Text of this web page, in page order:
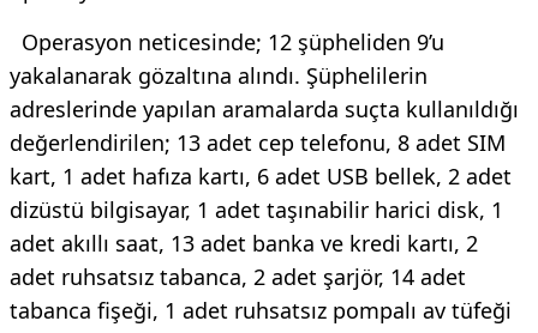
Operasyon neticesinde; 12 şüpheliden 9’u
yakalanarak gözaltına alındı. Şüphelilerin
adreslerinde yapılan aramalarda suçta kullanıldığı
değerlendirilen; 13 adet cep telefonu, 8 adet SIM
kart, 1 adet hafıza kartı, 6 adet USB bellek, 2 adet
dizüstü bilgisayar, 1 adet taşınabilir harici disk, 1
adet akıllı saat, 13 adet banka ve kredi kartı, 2
adet ruhsatsız tabanca, 2 adet şarjör, 14 adet
tabanca fişeği, 1 adet ruhsatsız pompalı av tüfeği